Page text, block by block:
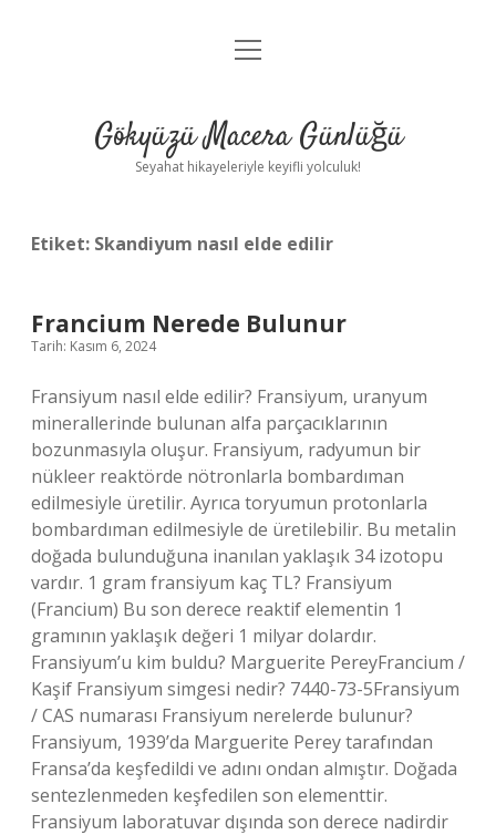
Anasayfa
Yasal Uyarı
menüyü
Gökyüzü Macera Günlüğü
Seyahat hikayeleriyle keyifli yolculuk!
Etiket: Skandiyum nasıl elde edilir
Francium Nerede Bulunur
Tarih: Kasım 6, 2024
Fransiyum nasıl elde edilir? Fransiyum, uranyum
minerallerinde bulunan alfa parçacıklarının
bozunmasıyla oluşur. Fransiyum, radyumun bir
nükleer reaktörde nötronlarla bombardıman
edilmesiyle üretilir. Ayrıca toryumun protonlarla
bombardıman edilmesiyle de üretilebilir. Bu metalin
doğada bulunduğuna inanılan yaklaşık 34 izotopu
vardır. 1 gram fransiyum kaç TL? Fransiyum
(Francium) Bu son derece reaktif elementin 1
gramının yaklaşık değeri 1 milyar dolardır.
Fransiyum’u kim buldu? Marguerite PereyFrancium /
Kaşif Fransiyum simgesi nedir? 7440-73-5Fransiyum
/ CAS numarası Fransiyum nerelerde bulunur?
Fransiyum, 1939’da Marguerite Perey tarafından
Fransa’da keşfedildi ve adını ondan almıştır. Doğada
sentezlenmeden keşfedilen son elementtir.
Fransiyum laboratuvar dışında son derece nadirdir